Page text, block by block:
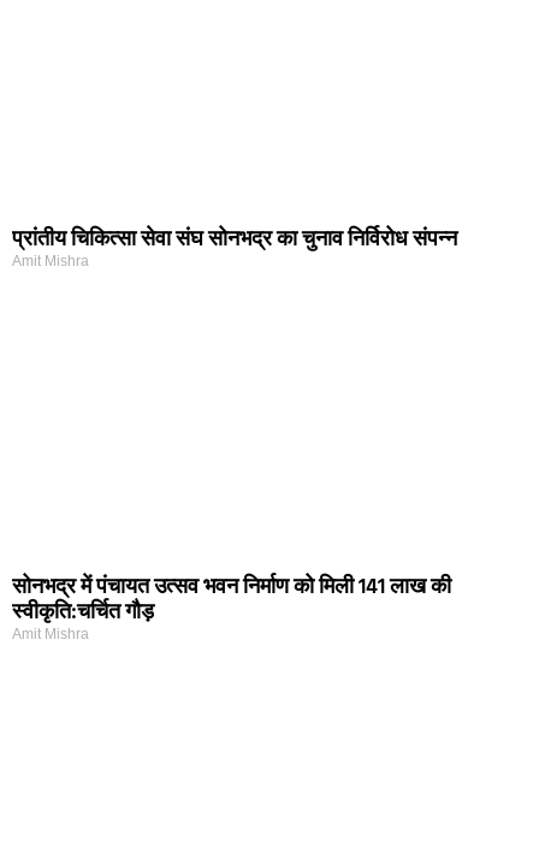
प्रांतीय चिकित्सा सेवा संघ सोनभद्र का चुनाव निर्विरोध संपन्न
Amit Mishra
सोनभद्र में पंचायत उत्सव भवन निर्माण को मिली 141 लाख की
स्वीकृति:चर्चित गौड़
Amit Mishra